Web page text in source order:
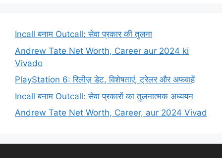
Incall बनाम Outcall: सेवा प्रकार की तुलना
Andrew Tate Net Worth, Career aur 2024 ki
Vivado
PlayStation 6: रिलीज़ डेट, विशेषताएं, ट्रेलर और अफवाहें
Incall बनाम Outcall: सेवा प्रकारों का तुलनात्मक अध्ययन
Andrew Tate Net Worth, Career, aur 2024 Vivad